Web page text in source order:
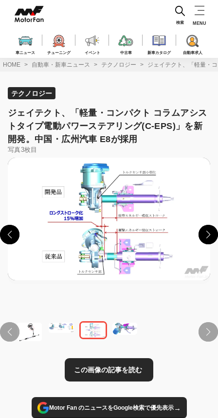
ス
車ニュース チューニング イベント 中古車 新車カタログ 自動車求人
検索 MENU
HOME 自動車・新車ニュース テクノロジー ジェイテクト、「軽量・
テクノロジー
ジェイテクト、「軽量・コンパクト コラムアシス
トタイプ電動パワーステアリング(C-EPS)」を新
開発。中国・広州汽車 E8が採用
写真3枚目
Motor Fan のニュースをGoogle検索で優先表示→